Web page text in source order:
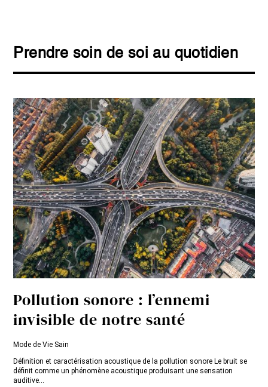
Prendre soin de soi au quotidien
Pollution sonore : l’ennemi
invisible de notre santé
Mode de Vie Sain
Définition et caractérisation acoustique de la pollution sonore Le bruit se
définit comme un phénomène acoustique produisant une sensation
auditive...